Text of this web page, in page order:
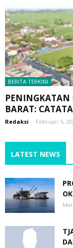
BERITA TERKINI
PENINGKATAN
BARAT:
Redaksi - Februari 5,
LATEST NEWS